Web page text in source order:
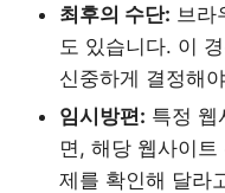
최후의 수단: 브라
도 있습니다. 이
신중하게 결정해
임시방편: 특정 웹
면, 해당 웹사이
제를 확인해 달라